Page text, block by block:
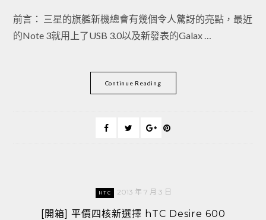
前言： 三星的旗艦新機總會有幾個令人驚訝的亮點，最近
的Note 3就用上了USB 3.0以及新發表的Galax …
Continue Reading
HTC 2013 年 7 月 3 日
[開箱] 平價四核新選擇 hTC Desire 600